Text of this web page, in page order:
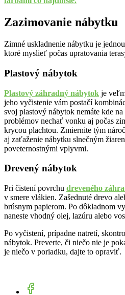
Zazimovanie nábytku
Zimné uskladnenie nábytku je
ktoré myslieť počas upratovania
Plastový nábytok
Plastový záhradný nábytok je
jeho vyčistenie vám postačí
svoj plastový nábytok nemáte kde
problémov nechať vonku aj počas
krycou plachtou. Zmiernite tým
aj zaťaženie nábytku slnečným
poveternostnými vplyvmi.
Drevený nábytok
Pri čistení povrchu dreveného
v smere vlákien. Zašednuté drevo
brúsnym papierom. Po dôkladnom
naneste vhodný olej, lazúru alebo
Po vyčistení, prípadne natretí,
nábytok. Preverte, či niečo nie je
je niečo v poriadku, dajte to opraviť.